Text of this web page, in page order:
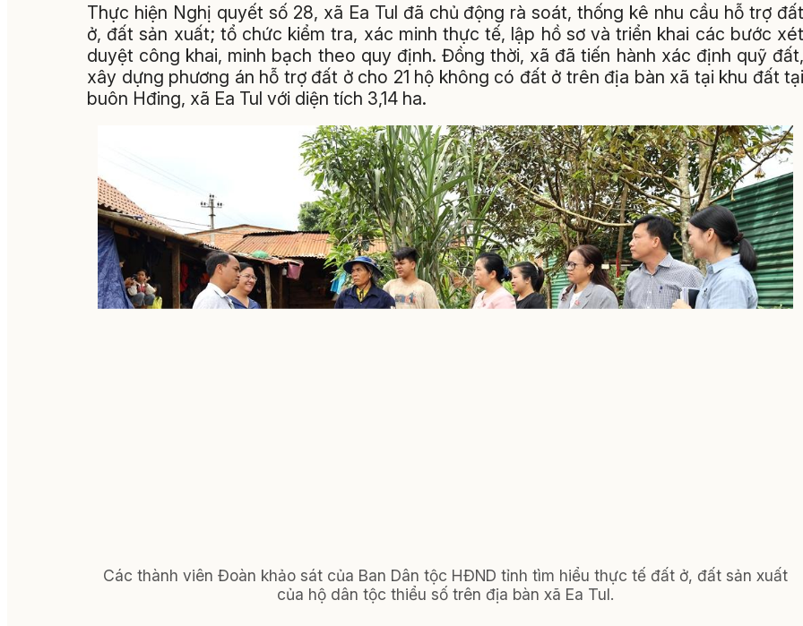
Thực hiện Nghị quyết số 28, xã Ea Tul đã chủ động rà soát, thống kê nhu cầu hỗ trợ đất
ở, đất sản xuất; tổ chức kiểm tra, xác minh thực tế, lập hồ sơ và triển khai các bước xét
duyệt công khai, minh bạch theo quy định. Đồng thời, xã đã tiến hành xác định quỹ đất,
xây dựng phương án hỗ trợ đất ở cho 21 hộ không có đất ở trên địa bàn xã tại khu đất tại
buôn Hđing, xã Ea Tul với diện tích 3,14 ha.
Các thành viên Đoàn khảo sát của Ban Dân tộc HĐND tỉnh tìm hiểu thực tế đất ở, đất sản xuất
của hộ dân tộc thiểu số trên địa bàn xã Ea Tul.